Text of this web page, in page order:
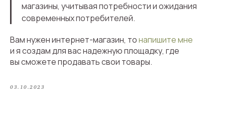
магазины, учитывая потребности и ожидания
современных потребителей.
Вам нужен интернет-магазин, тонапишите мне
и я создам для вас надежную площадку, где
вы сможете продавать свои товары.
03.10.2023